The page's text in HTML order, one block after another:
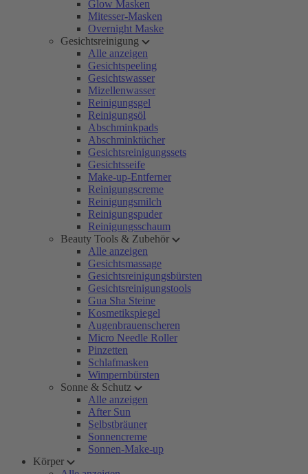
Glow Masken
Mitesser-Masken
Overnight Maske
Gesichtsreinigung
Alle anzeigen
Gesichtspeeling
Gesichtswasser
Mizellenwasser
Reinigungsgel
Reinigungsöl
Abschminkpads
Abschminktücher
Gesichtsreinigungssets
Gesichtsseife
Make-up-Entferner
Reinigungscreme
Reinigungsmilch
Reinigungspuder
Reinigungsschaum
Beauty Tools & Zubehör
Alle anzeigen
Gesichtsmassage
Gesichtsreinigungsbürsten
Gesichtsreinigungstools
Gua Sha Steine
Kosmetikspiegel
Augenbrauenscheren
Micro Needle Roller
Pinzetten
Schlafmasken
Wimpernbürsten
Sonne & Schutz
Alle anzeigen
After Sun
Selbstbräuner
Sonnencreme
Sonnen-Make-up
Körper